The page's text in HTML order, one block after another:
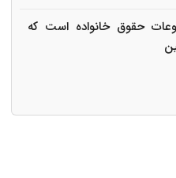
حقوق خانواده است که